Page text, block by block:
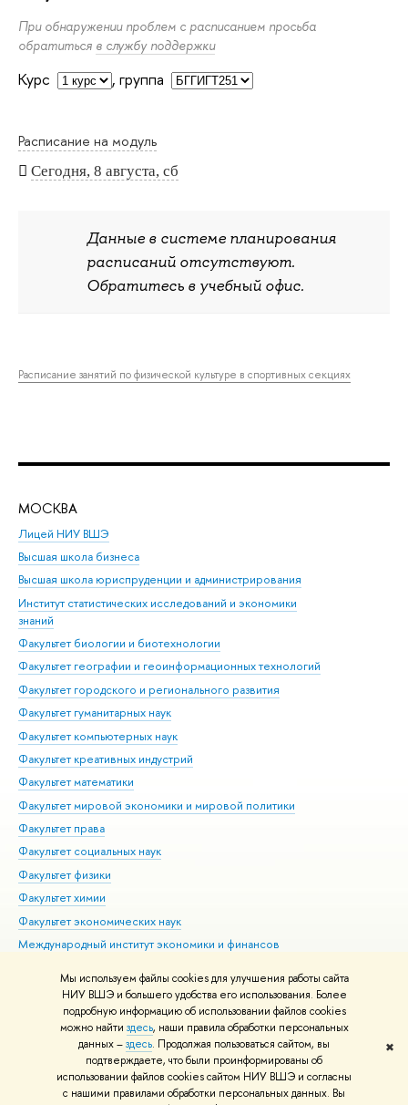
Мы используем файлы cookies для улучшения работы сайта
НИУ ВШЭ и большего удобства его использования. Более
подробную информацию об использовании файлов cookies
можно найти здесь, наши правила обработки персональных
данных –здесь. Продолжая пользоваться сайтом, вы
подтверждаете, что были проинформированы об
использовании файлов cookies сайтом НИУ ВШЭ и согласны
с нашими правилами обработки персональных данных. Вы
✖
Расписание на модуль
Сегодня, 8 августа, сб
При обнаружении проблем с расписанием просьба
обратиться в службу поддержки
Курс , группа
Данные в системе планирования
расписаний отсутствуют.
Обратитесь в учебный офис.
Расписание занятий по физической культуре в спортивных секциях
МОСКВА
Лицей НИУ ВШЭ
Высшая школа бизнеса
Высшая школа юриспруденции и администрирования
Институт статистических исследований и экономики
знаний
Факультет биологии и биотехнологии
Факультет географии и геоинформационных технологий
Факультет городского и регионального развития
Факультет гуманитарных наук
Факультет компьютерных наук
Факультет креативных индустрий
Факультет математики
Факультет мировой экономики и мировой политики
Факультет права
Факультет социальных наук
Факультет физики
Факультет химии
Факультет экономических наук
Международный институт экономики и финансов
Тихонова
© НИУ ВШЭ 1993–2026 Адреса и контакты Условия использования
материалов Политика конфиденциальности Карта сайта